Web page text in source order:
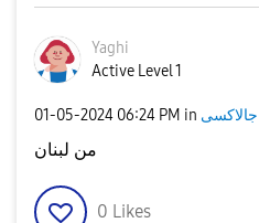
Yaghi
Active Level 1
‎01-05-2024 06:24 PM in
من لبنان
0 Likes